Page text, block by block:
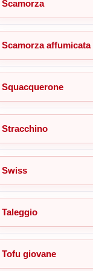
Scamorza
Scamorza affumicata
Squacquerone
Stracchino
Swiss
Taleggio
Tofu giovane